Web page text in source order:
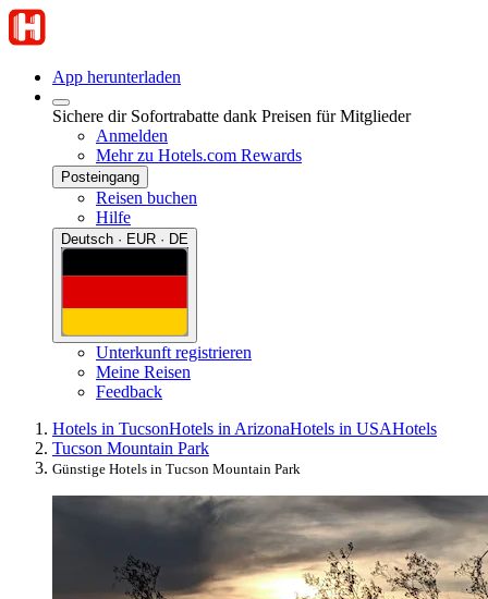
App herunterladen
Sichere dir Sofortrabatte dank Preisen für Mitglieder
Anmelden
Mehr zu Hotels.com Rewards
Posteingang
Reisen buchen
Hilfe
Deutsch · EUR · DE
Unterkunft registrieren
Meine Reisen
Feedback
Hotels in TucsonHotels in ArizonaHotels in USAHotels
Tucson Mountain Park
Günstige Hotels in Tucson Mountain Park